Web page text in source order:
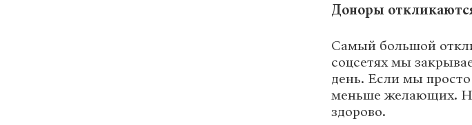
Доноры
Самый большой
соцсетях мы
день. Если мы
меньше желающих.
здорово.